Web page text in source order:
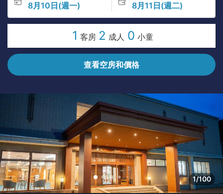
8月10日(週一) 8月11日(週二)
1 客房 2 成人 0 小童
查看空房和價格
1/100